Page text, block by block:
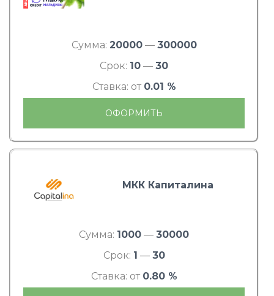
Сумма: 20000— 300000
Срок: 10 — 30
Ставка: от 0.01 %
ОФОРМИТЬ
МКК Капиталина
Сумма: 1000 — 30000
Срок: 1 — 30
Ставка: от 0.80 %